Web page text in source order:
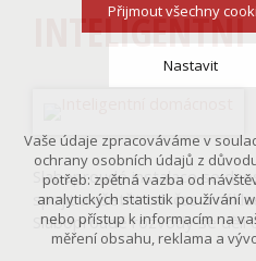
Slaboproudé instalace se
spojit a ušetřit tak čas a
Slaboproudé rozvody se dělí
Přijmout všechny
Nastavit
nutná pro provozování
udržení kontextu stránek
případná přihlášení, volby
Volitelná cookies
analytická pro
Vaše údaje zpracováváme v
ochrany osobních údajů z
potřeb: zpětná vazba od
analytických statistik používání
nebo přístup k informacím na
měření obsahu, reklama a